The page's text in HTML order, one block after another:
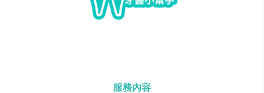
服務內容